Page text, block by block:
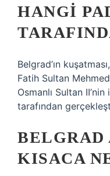
HANGI
Belgrad’ın
Fatih Sultan Mehmed
Osmanlı Sultan
tarafından
BELGRAD
KISACA